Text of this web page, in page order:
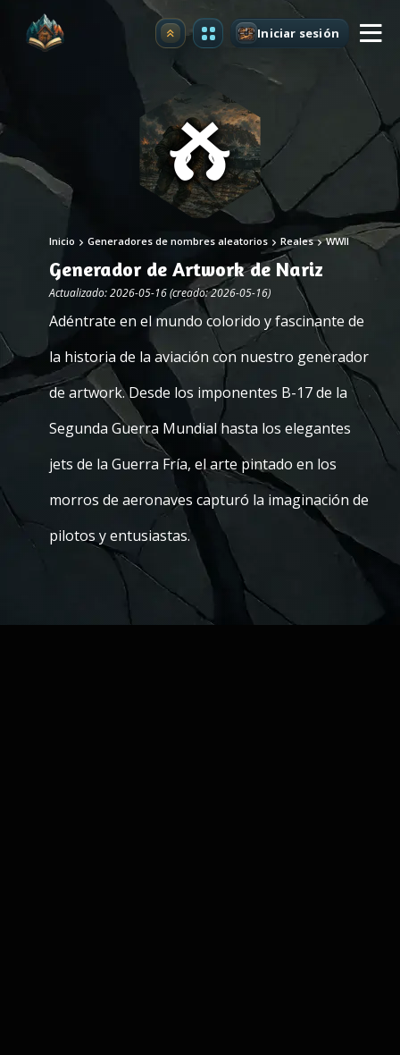
Mejorar Iniciar sesión
Inicio Generadores de nombres aleatorios Reales WWII
Generador de Artwork de Nariz
Actualizado: 2026-05-16 (creado: 2026-05-16)
Adéntrate en el mundo colorido y fascinante de
la historia de la aviación con nuestro generador
de artwork. Desde los imponentes B-17 de la
Segunda Guerra Mundial hasta los elegantes
jets de la Guerra Fría, el arte pintado en los
morros de aeronaves capturó la imaginación de
pilotos y entusiastas.